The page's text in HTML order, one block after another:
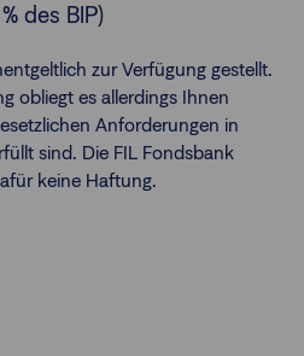
des BIP)
zur Verfügung gestellt.
obliegt es allerdings Ihnen
Anforderungen in
sind. Die FIL Fondsbank
keine Haftung.